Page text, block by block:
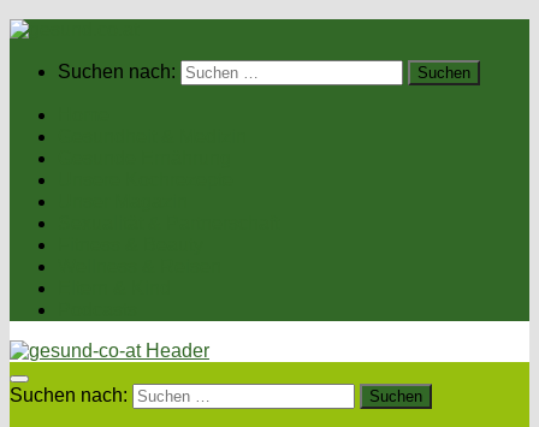
Suchen nach:
Suchen nach: